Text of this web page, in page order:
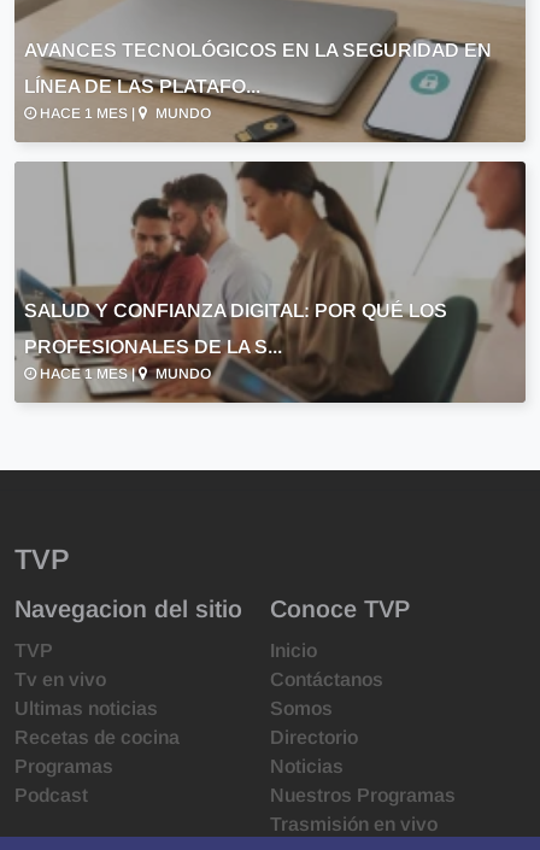
AVANCES TECNOLÓGICOS EN LA SEGURIDAD EN
LÍNEA DE LAS PLATAFO...
HACE 1 MES | MUNDO
SALUD Y CONFIANZA DIGITAL: POR QUÉ LOS
PROFESIONALES DE LA S...
HACE 1 MES | MUNDO
TVP
Navegacion del sitio
TVP
Tv en vivo
Ultimas noticias
Recetas de cocina
Programas
Podcast
Conoce TVP
Inicio
Contáctanos
Somos
Directorio
Noticias
Nuestros Programas
Trasmisión en vivo